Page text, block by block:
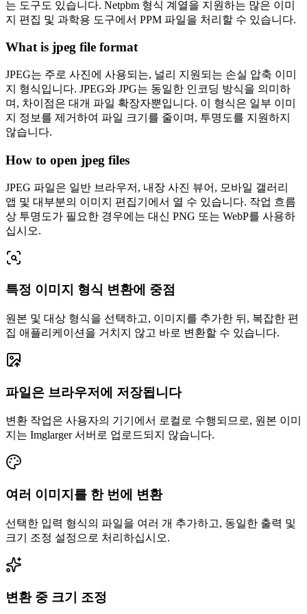
는 도구도 있습니다. Netpbm 형식 계열을 지원하는 많은 이미
지 편집 및 과학용 도구에서 PPM 파일을 처리할 수 있습니다.
What is jpeg file format
JPEG는 주로 사진에 사용되는, 널리 지원되는 손실 압축 이미
지 형식입니다. JPEG와 JPG는 동일한 인코딩 방식을 의미하
며, 차이점은 대개 파일 확장자뿐입니다. 이 형식은 일부 이미
지 정보를 제거하여 파일 크기를 줄이며, 투명도를 지원하지
않습니다.
How to open jpeg files
JPEG 파일은 일반 브라우저, 내장 사진 뷰어, 모바일 갤러리
앱 및 대부분의 이미지 편집기에서 열 수 있습니다. 작업 흐름
상 투명도가 필요한 경우에는 대신 PNG 또는 WebP를 사용하
십시오.
특정 이미지 형식 변환에 중점
원본 및 대상 형식을 선택하고, 이미지를 추가한 뒤, 복잡한 편
집 애플리케이션을 거치지 않고 바로 변환할 수 있습니다.
파일은 브라우저에 저장됩니다
변환 작업은 사용자의 기기에서 로컬로 수행되므로, 원본 이미
지는 Imglarger 서버로 업로드되지 않습니다.
여러 이미지를 한 번에 변환
선택한 입력 형식의 파일을 여러 개 추가하고, 동일한 출력 및
크기 조정 설정으로 처리하십시오.
변환 중 크기 조정